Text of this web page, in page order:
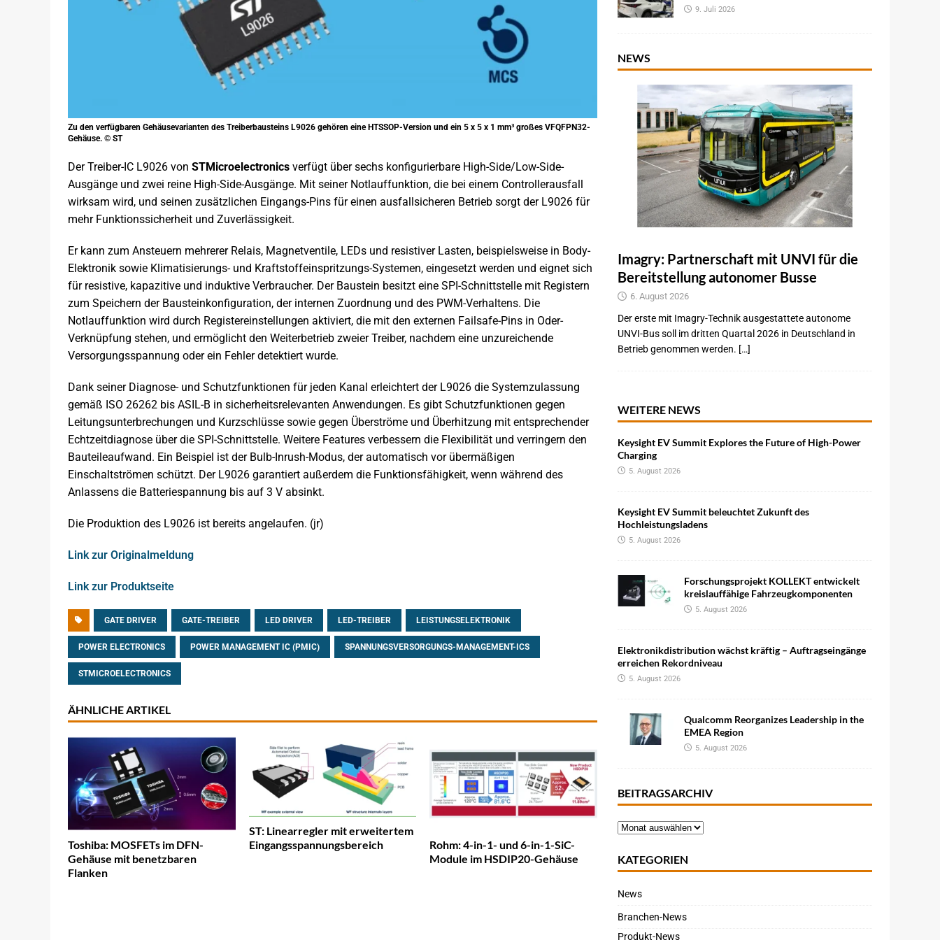
Zu den verfügbaren Gehäusevarianten des Treiberbausteins L9026 gehören eine HTSSOP-Version und ein 5 x 5 x 1 mm³ großes VFQFPN32-
Gehäuse. © ST
Der Treiber-IC L9026 von STMicroelectronics verfügt über sechs konfigurierbare High-Side/Low-Side-
Ausgänge und zwei reine High-Side-Ausgänge. Mit seiner Notlauffunktion, die bei einem Controllerausfall
wirksam wird, und seinen zusätzlichen Eingangs-Pins für einen ausfallsicheren Betrieb sorgt der L9026 für
mehr Funktionssicherheit und Zuverlässigkeit.
Er kann zum Ansteuern mehrerer Relais, Magnetventile, LEDs und resistiver Lasten, beispielsweise in Body-
Elektronik sowie Klimatisierungs- und Kraftstoffeinspritzungs-Systemen, eingesetzt werden und eignet sich
für resistive, kapazitive und induktive Verbraucher. Der Baustein besitzt eine SPI-Schnittstelle mit Registern
zum Speichern der Bausteinkonfiguration, der internen Zuordnung und des PWM-Verhaltens. Die
Notlauffunktion wird durch Registereinstellungen aktiviert, die mit den externen Failsafe-Pins in Oder-
Verknüpfung stehen, und ermöglicht den Weiterbetrieb zweier Treiber, nachdem eine unzureichende
Versorgungsspannung oder ein Fehler detektiert wurde.
Dank seiner Diagnose- und Schutzfunktionen für jeden Kanal erleichtert der L9026 die Systemzulassung
gemäß ISO 26262 bis ASIL-B in sicherheitsrelevanten Anwendungen. Es gibt Schutzfunktionen gegen
Leitungsunterbrechungen und Kurzschlüsse sowie gegen Überströme und Überhitzung mit entsprechender
Echtzeitdiagnose über die SPI-Schnittstelle. Weitere Features verbessern die Flexibilität und verringern den
Bauteileaufwand. Ein Beispiel ist der Bulb-Inrush-Modus, der automatisch vor übermäßigen
Einschaltströmen schützt. Der L9026 garantiert außerdem die Funktionsfähigkeit, wenn während des
Anlassens die Batteriespannung bis auf 3 V absinkt.
Die Produktion des L9026 ist bereits angelaufen. (jr)
Link zur Originalmeldung
Link zur Produktseite
GATE DRIVER GATE-TREIBER LED DRIVER LED-TREIBER LEISTUNGSELEKTRONIK
POWER ELECTRONICS POWER MANAGEMENT IC (PMIC) SPANNUNGSVERSORGUNGS-MANAGEMENT-ICS
STMICROELECTRONICS
ÄHNLICHE ARTIKEL
Toshiba: MOSFETs im DFN-
Gehäuse mit benetzbaren
Flanken
ST: Linearregler mit erweitertem
Eingangsspannungsbereich
Rohm: 4-in-1- und 6-in-1-SiC-
Module im HSDIP20-Gehäuse
9. Juli 2026
NEWS
Imagry: Partnerschaft mit UNVI für die
Bereitstellung autonomer Busse
6. August 2026
Der erste mit Imagry-Technik ausgestattete autonome
UNVI-Bus soll im dritten Quartal 2026 in Deutschland in
Betrieb genommen werden. […]
WEITERE NEWS
Keysight EV Summit Explores the Future of High-Power
Charging
5. August 2026
Keysight EV Summit beleuchtet Zukunft des
Hochleistungsladens
5. August 2026
Forschungsprojekt KOLLEKT entwickelt
kreislauffähige Fahrzeugkomponenten
5. August 2026
Elektronikdistribution wächst kräftig – Auftragseingänge
erreichen Rekordniveau
5. August 2026
Qualcomm Reorganizes Leadership in the
EMEA Region
5. August 2026
BEITRAGSARCHIV
KATEGORIEN
News
Branchen-News
Produkt-News